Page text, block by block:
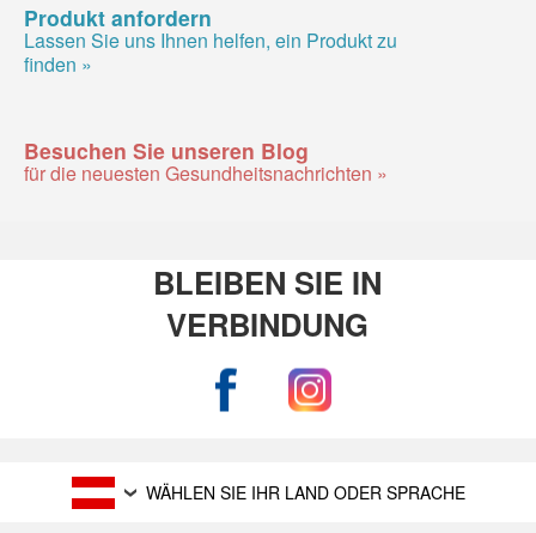
Produkt anfordern
Lassen Sie uns Ihnen helfen, ein Produkt zu
finden »
Besuchen Sie unseren Blog
für die neuesten Gesundheitsnachrichten »
BLEIBEN SIE IN
VERBINDUNG
WÄHLEN SIE IHR LAND ODER SPRACHE